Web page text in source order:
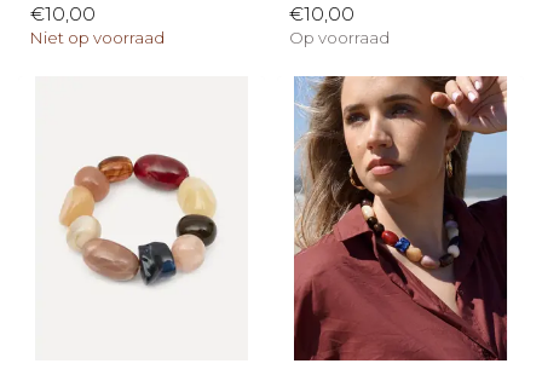
€10,00
Niet op voorraad
€10,00
Op voorraad